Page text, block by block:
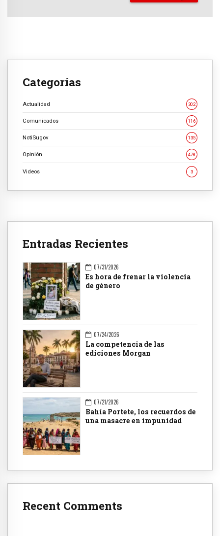
Categorías
Actualidad 302
Comunicados 116
NotiSugov 135
Opinión 478
Videos 3
Entradas Recientes
07/31/2026
Es hora de frenar la violencia
de género
07/24/2026
La competencia de las
ediciones Morgan
07/21/2026
Bahía Portete, los recuerdos de
una masacre en impunidad
Recent Comments